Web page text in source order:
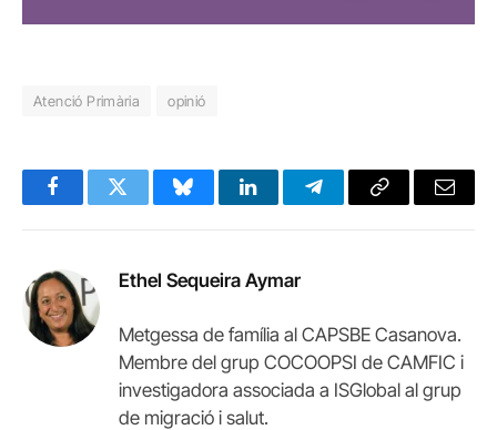
Atenció Primària opinió
FacebookTwitter BlueskyLinkedInTelegramCopy
Email
Ethel Sequeira Aymar
Metgessa de família al CAPSBE Casanova.
Membre del grup COCOOPSI de CAMFIC i
investigadora associada a ISGlobal al grup
de migració i salut.